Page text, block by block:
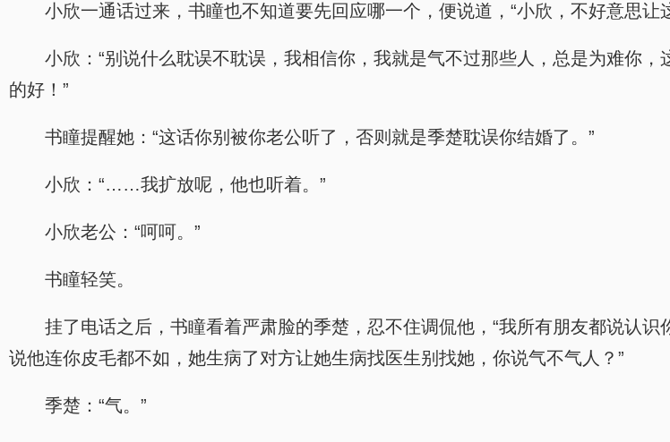
小欣一通话过来，书瞳也不知道要先回应哪一个，便说道，“小欣，不好意思
小欣：“别说什么耽误不耽误，我相信你，我就是气不过那些人，总是为难你
的好！”
书瞳提醒她：“这话你别被你老公听了，否则就是季楚耽误你结婚了。”
小欣：“……我扩放呢，他也听着。”
小欣老公：“呵呵。”
书瞳轻笑。
挂了电话之后，书瞳看着严肃脸的季楚，忍不住调侃他，“我所有朋友都说认
说他连你皮毛都不如，她生病了对方让她生病找医生别找她，你说气不气人？”
季楚：“气。”